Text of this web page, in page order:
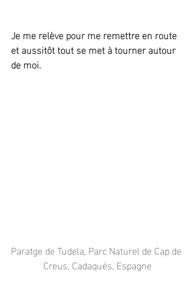
Je me relève pour me remettre en route
et aussitôt tout se met à tourner autour
de moi.
Paratge de Tudela, Parc Naturel de Cap de
Creus, Cadaqués, Espagne